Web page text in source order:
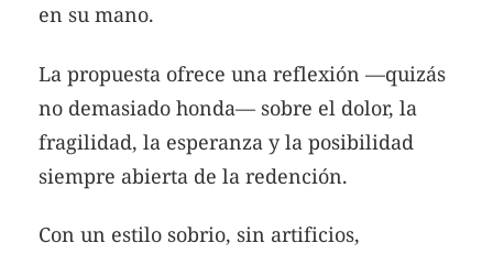
en su mano.
La propuesta ofrece una reflexión —quizás
no demasiado honda— sobre el dolor, la
fragilidad, la esperanza y la posibilidad
siempre abierta de la redención.
Con un estilo sobrio, sin artificios,